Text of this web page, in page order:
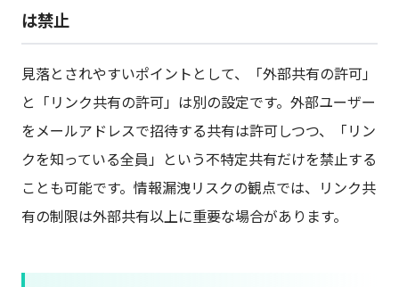
は禁止
見落とされやすいポイントとして、「外部共有の許可」
と「リンク共有の許可」は別の設定です。外部ユーザー
をメールアドレスで招待する共有は許可しつつ、「リン
クを知っている全員」という不特定共有だけを禁止する
ことも可能です。情報漏洩リスクの観点では、リンク共
有の制限は外部共有以上に重要な場合があります。